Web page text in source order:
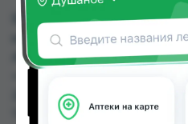
БИНТ МЕД. ЭЛАСТ
или заказать в аптеках,
Авиценна, АЗИЗ ВАКО ,
26.00 TJS в Душанбе и
Таджикистана